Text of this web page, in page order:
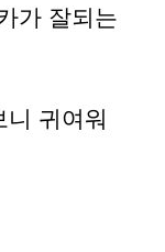
가 잘되는
니 귀여워